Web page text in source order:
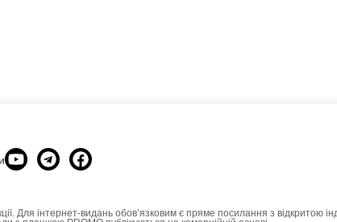
Для інтернет-видань обовʼязковим є пряме посилання з відкритою